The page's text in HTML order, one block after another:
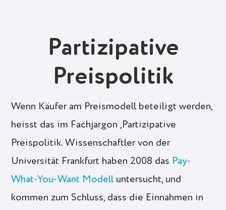
Partizipative
Preispolitik
Wenn Käufer am Preismodell beteiligt werden,
heisst das im Fachjargon ‚Partizipative
Preispolitik. Wissenschaftler von der
Universität Frankfurt haben 2008 das Pay-
What-You-Want Modelluntersucht, und
kommen zum Schluss, dass die Einnahmen in